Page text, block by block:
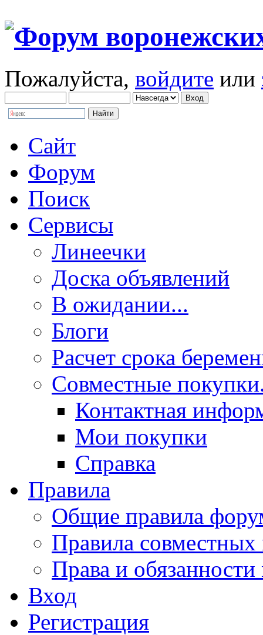
Пожалуйста, войдите или
Сайт
Форум
Поиск
Сервисы
Линеечки
Доска объявлений
В ожидании...
Блоги
Расчет срока
Совместные
Контактная
Мои покупки
Справка
Правила
Общие правила
Правила совместных
Права и
Вход
Регистрация